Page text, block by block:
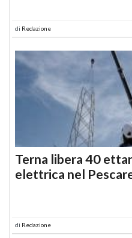
di Redazione
Terna libera 40
elettrica nel
di Redazione